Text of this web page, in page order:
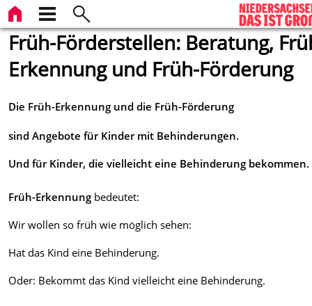
Früh-Förderstellen: Beratung,
Erkennung und Früh-Förderung
Die Früh-Erkennung und die Früh-Förderung
sind Angebote für Kinder mit Behinderungen.
Und für Kinder, die vielleicht eine Behinderung bekommen.
Früh-Erkennung bedeutet:
Wir wollen so früh wie möglich sehen:
Hat das Kind eine Behinderung.
Oder: Bekommt das Kind vielleicht eine Behinderung.